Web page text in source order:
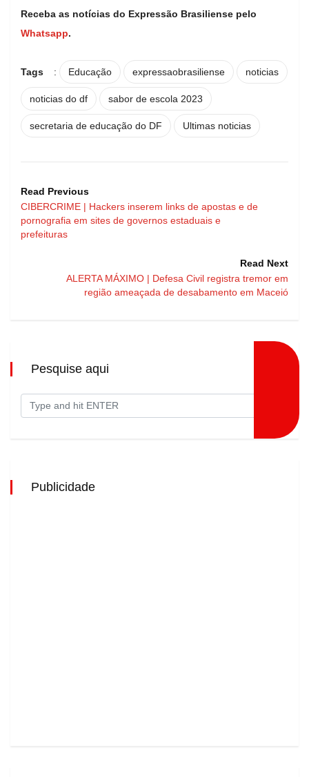
Receba as notícias do Expressão Brasiliense pelo
Whatsapp.
Tags : Educação expressaobrasiliense noticias
noticias do df sabor de escola 2023
secretaria de educação do DF Ultimas noticias
Read Previous
CIBERCRIME | Hackers inserem links de apostas e de
pornografia em sites de governos estaduais e
prefeituras
Read Next
ALERTA MÁXIMO | Defesa Civil registra tremor em
região ameaçada de desabamento em Maceió
Pesquise aqui
Publicidade